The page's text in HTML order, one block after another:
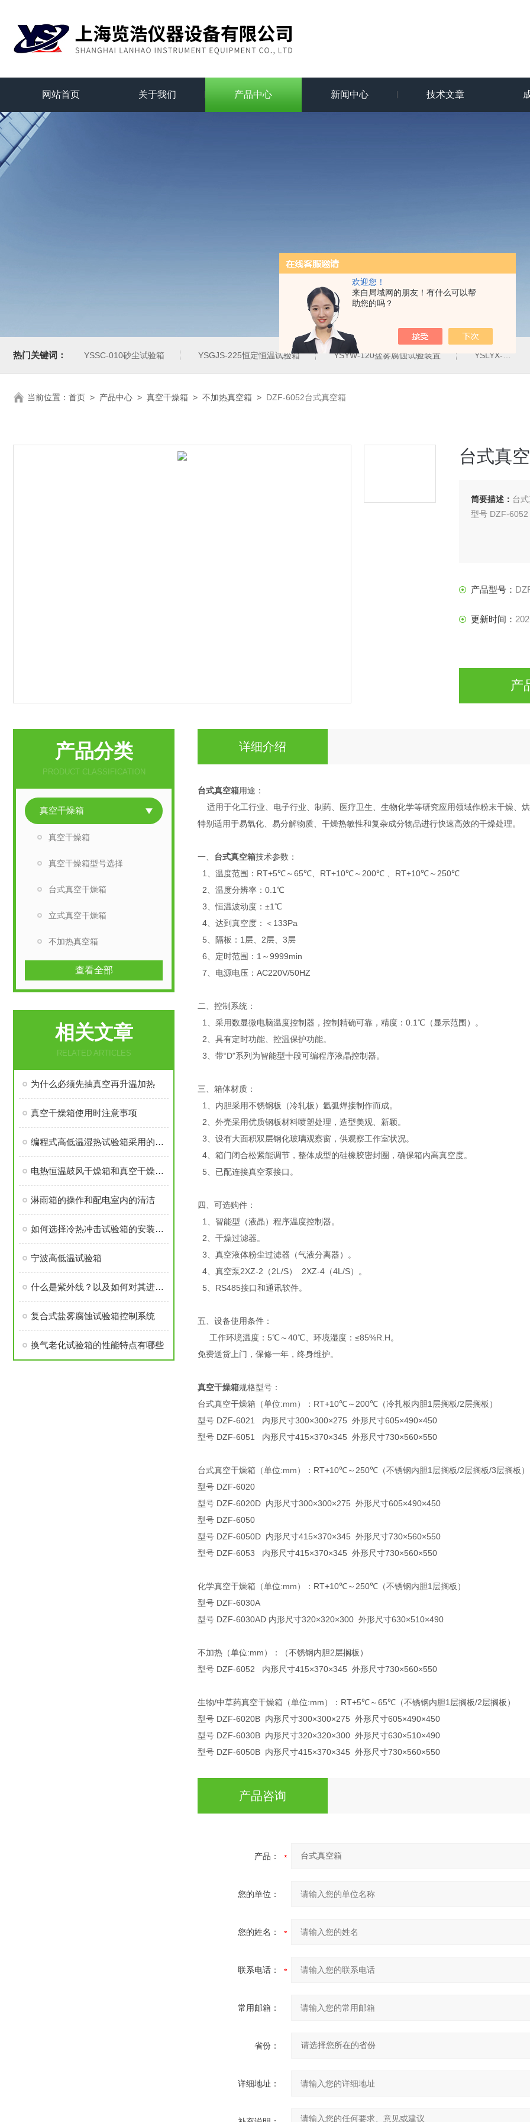
欢迎您！
来自局域网的朋友！有什么可以帮
助您的吗？
网站首页 关于我们 产品中心 新闻中心 技术文章
热门关键词： YSSC-010砂尘试验箱 YSGJS-225恒定恒温试验箱 YSYW-120盐雾腐蚀试验装置 YSLYX-010防水试验设备
当前位置： 首页 > 产品中心 > 真空干燥箱 > 不加热真空箱 > DZF-6052台式真空箱
台式真
简要描述： 台
型号 DZF-
产品型号：
更新时间：
产
产品分类
PRODUCT CLASSIFICATION
真空干燥箱
真空干燥箱
真空干燥箱型号选择
台式真空干燥箱
立式真空干燥箱
不加热真空箱
查看全部
相关文章
RELATED ARTICLES
为什么必须先抽真空再升温加热
真空干燥箱使用时注意事项
编程式高低温湿热试验箱采用的材质及主要控制系统分析
电热恒温鼓风干燥箱和真空干燥箱的区别
淋雨箱的操作和配电室内的清洁
如何选择冷热冲击试验箱的安装场所
宁波高低温试验箱
什么是紫外线？以及如何对其进行测试？
复合式盐雾腐蚀试验箱控制系统
换气老化试验箱的性能特点有哪些
详细介绍
台式真空箱用途：
适用于化工行业、电子行业、制药、医疗卫生、生物化学等研究应用领域作粉末干燥、
特别适用于易氧化、易分解物质、干燥热敏性和复杂成分物品进行快速高效的干燥处理。
一、 台式真空箱技术参数：
1、温度范围：RT+5℃～65℃、RT+10℃～200℃ 、RT+10℃～250℃
2、温度分辨率：0.1℃
3、恒温波动度：±1℃
4、达到真空度：＜133Pa
5、隔板：1层、2层、3层
6、定时范围：1～9999min
7、电源电压：AC220V/50HZ
二、控制系统：
1、采用数显微电脑温度控制器，控制精确可靠，精度：0.1℃（显示范围）。
2、具有定时功能、控温保护功能。
3、带“D"系列为智能型十段可编程序液晶控制器。
三、箱体材质：
1、内胆采用不锈钢板（冷轧板）氩弧焊接制作而成。
2、外壳采用优质钢板材料喷塑处理，造型美观、新颖。
3、设有大面积双层钢化玻璃观察窗，供观察工作室状况。
4、箱门闭合松紧能调节，整体成型的硅橡胶密封圈，确保箱内高真空度。
5、已配连接真空泵接口。
四、可选购件：
1、智能型（液晶）程序温度控制器。
2、干燥过滤器。
3、真空液体粉尘过滤器（气液分离器）。
4、真空泵2XZ-2（2L/S） 2XZ-4（4L/S）。
5、RS485接口和通讯软件。
五、设备使用条件：
工作环境温度：5℃～40℃、环境湿度：≤85%R.H。
免费送货上门，保修一年，终身维护。
真空干燥箱规格型号：
台式真空干燥箱（单位:mm）：RT+10℃～200℃（冷扎板内胆1层搁板/2层搁板）
型号 DZF-6021 内形尺寸300×300×275 外形尺寸605×490×450
型号 DZF-6051 内形尺寸415×370×345 外形尺寸730×560×550
台式真空干燥箱（单位:mm）：RT+10℃～250℃（不锈钢内胆1层搁板/2层搁板/3层搁板）
型号 DZF-6020
型号 DZF-6020D 内形尺寸300×300×275 外形尺寸605×490×450
型号 DZF-6050
型号 DZF-6050D 内形尺寸415×370×345 外形尺寸730×560×550
型号 DZF-6053 内形尺寸415×370×345 外形尺寸730×560×550
化学真空干燥箱（单位:mm）：RT+10℃～250℃（不锈钢内胆1层搁板）
型号 DZF-6030A
型号 DZF-6030AD 内形尺寸320×320×300 外形尺寸630×510×490
不加热（单位:mm）：（不锈钢内胆2层搁板）
型号 DZF-6052 内形尺寸415×370×345 外形尺寸730×560×550
生物/中草药真空干燥箱（单位:mm）：RT+5℃～65℃（不锈钢内胆1层搁板/2层搁板）
型号 DZF-6020B 内形尺寸300×300×275 外形尺寸605×490×450
型号 DZF-6030B 内形尺寸320×320×300 外形尺寸630×510×490
型号 DZF-6050B 内形尺寸415×370×345 外形尺寸730×560×550
产品咨询
产品：
您的单位：
您的姓名：
联系电话：
常用邮箱：
省份：
详细地址：